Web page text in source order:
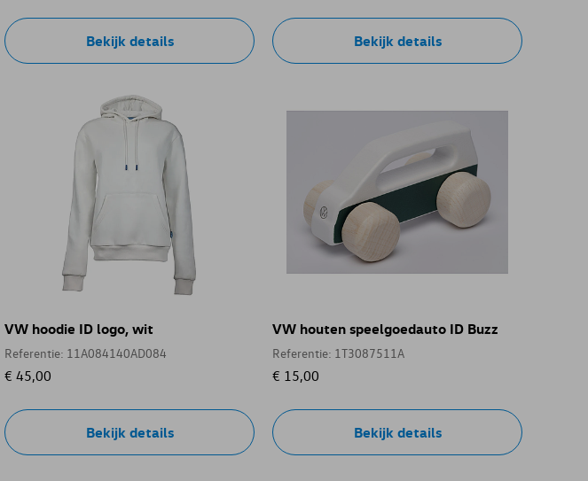
Bekijk details Bekijk details
VW hoodie ID logo, wit
Referentie: 11A084140AD084
€ 45,00
Bekijk details
VW houten speelgoedauto ID Buzz
Referentie: 1T3087511A
€ 15,00
Bekijk details